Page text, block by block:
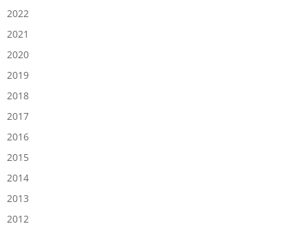
2022
2021
2020
2019
2018
2017
2016
2015
2014
2013
2012